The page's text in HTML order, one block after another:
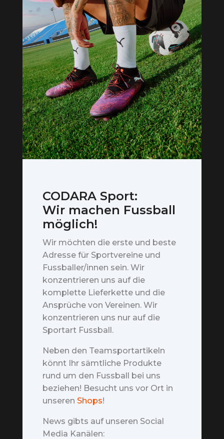
CODARA Sport:
Wir machen Fussball
möglich!
Wir möchten die erste und beste
Adresse für Sportvereine und
Fussballer/innen sein. Wir
konzentrieren uns auf die
komplette Lieferkette und die
Ansprüche von Vereinen. Wir
konzentrieren uns nur auf die
Sportart Fussball.
Neben den Teamsportartikeln
könnt Ihr sämtliche Produkte
rund um den Fussball bei uns
beziehen! Besucht uns vor Ort in
unseren Shops!
News gibts auf unseren Social
Media Kanälen: